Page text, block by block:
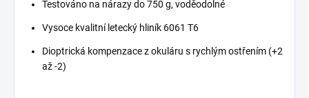
Testováno na nárazy do 750 g, voděodolné
Vysoce kvalitní letecký hliník 6061 T6
Dioptrická kompenzace z okuláru s rychlým ostřením (+2
až -2)